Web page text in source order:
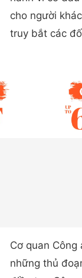
cho người
truy bắt các
Cơ quan
những thủ